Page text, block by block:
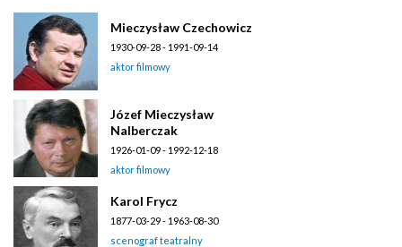
Mieczysław Czechowicz
1930-09-28 - 1991-09-14
aktor filmowy
Józef Mieczysław
Nalberczak
1926-01-09 - 1992-12-18
aktor filmowy
Karol Frycz
1877-03-29 - 1963-08-30
scenograf teatralny